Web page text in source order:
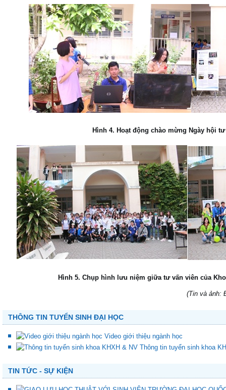
Hình 4. Hoạt động chào mừng Ngày hội
Hình 5. Chụp hình lưu niệm giữa tư vấn viên của
(Tin và ảnh:
THÔNG TIN TUYỂN SINH ĐẠI HỌC
Video giới thiệu ngành học
Thông tin tuyển sinh khoa
TIN TỨC - SỰ KIỆN